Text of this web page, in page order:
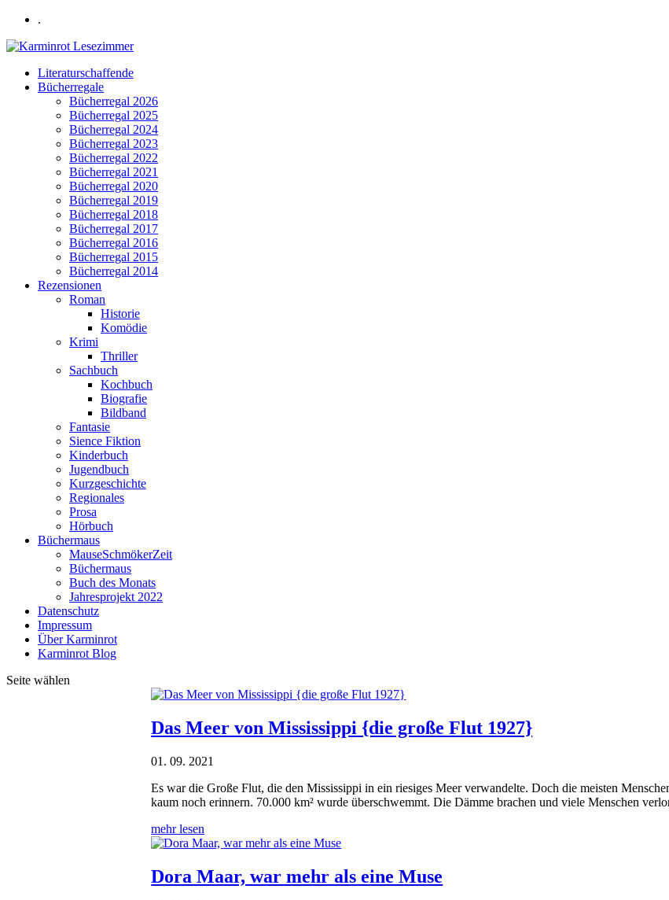
.
Literaturschaffende
Bücherregale
Bücherregal 2026
Bücherregal 2025
Bücherregal 2024
Bücherregal 2023
Bücherregal 2022
Bücherregal 2021
Bücherregal 2020
Bücherregal 2019
Bücherregal 2018
Bücherregal 2017
Bücherregal 2016
Bücherregal 2015
Bücherregal 2014
Rezensionen
Roman
Historie
Komödie
Krimi
Thriller
Sachbuch
Kochbuch
Biografie
Bildband
Fantasie
Sience Fiktion
Kinderbuch
Jugendbuch
Kurzgeschichte
Regionales
Prosa
Hörbuch
Büchermaus
MauseSchmökerZeit
Büchermaus
Buch des Monats
Jahresprojekt 2022
Datenschutz
Impressum
Über Karminrot
Karminrot Blog
Seite wählen
Das Meer von Mississippi {die große Flut 1927}
01. 09. 2021
Es war die Große Flut, die den Mississippi in ein riesiges Meer verwandelte. Doch die meisten
kaum noch erinnern. 70.000 km² wurde überschwemmt. Die Dämme brachen und viele Menschen
mehr lesen
Dora Maar, war mehr als eine Muse